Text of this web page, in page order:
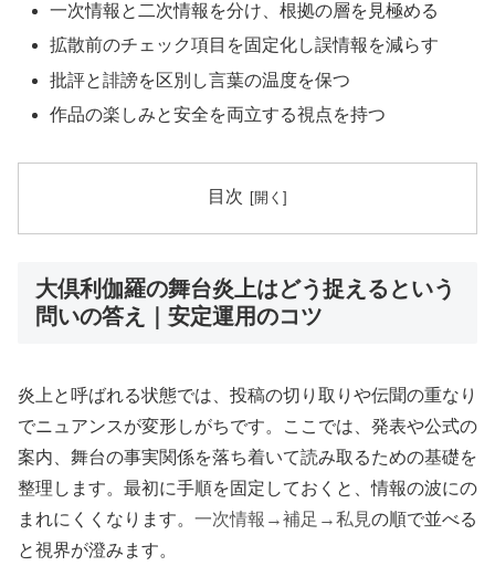
一次情報と二次情報を分け、根拠の層を見極める
拡散前のチェック項目を固定化し誤情報を減らす
批評と誹謗を区別し言葉の温度を保つ
作品の楽しみと安全を両立する視点を持つ
目次
大倶利伽羅の舞台炎上はどう捉えるという
問いの答え｜安定運用のコツ
炎上と呼ばれる状態では、投稿の切り取りや伝聞の重なり
でニュアンスが変形しがちです。ここでは、発表や公式の
案内、舞台の事実関係を落ち着いて読み取るための基礎を
整理します。最初に手順を固定しておくと、情報の波にの
まれにくくなります。 一次情報→補足→私見の順で並べる
と視界が澄みます。